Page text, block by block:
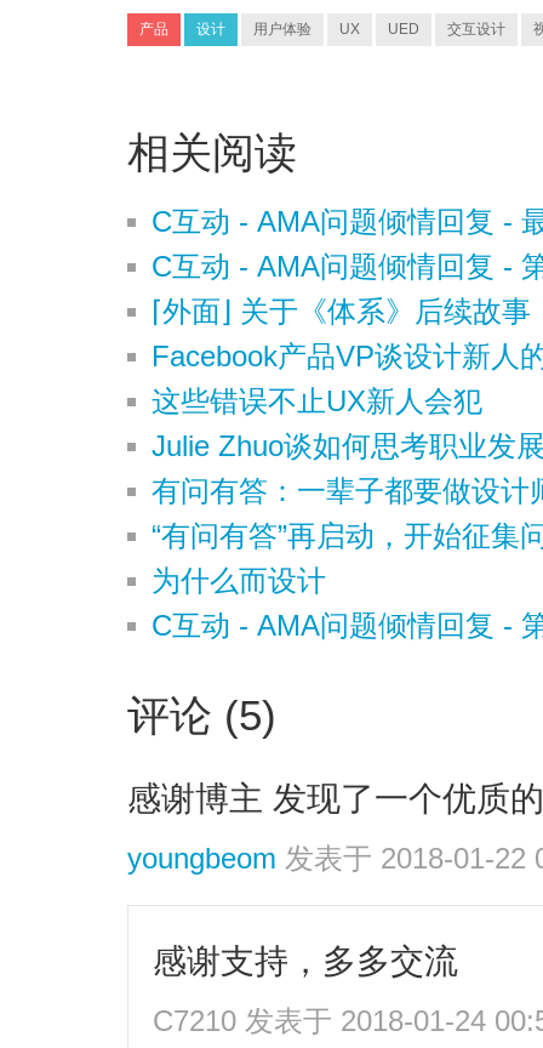
产品 设计 用户体验 UX UED 交互设计
相关阅读
C互动 - AMA问题倾情回复 -
C互动 - AMA问题倾情回复 -
⌈外面⌋ 关于《体系》后续故
Facebook产品VP谈设计新人
这些错误不止UX新人会犯
Julie Zhuo谈如何思考职业发
有问有答：一辈子都要做设计
“有问有答”再启动，开始征集
为什么而设计
C互动 - AMA问题倾情回复 -
评论 (5)
感谢博主 发现了一个优质
youngbeom 发表于 2018-01-22
感谢支持，多多交流
C7210 发表于 2018-01-24